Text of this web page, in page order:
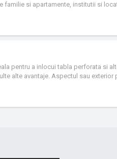
familie si apartamente, institutii si
pentru a inlocui tabla perforata si
alte avantaje. Aspectul sau
pe scara larga si in industria